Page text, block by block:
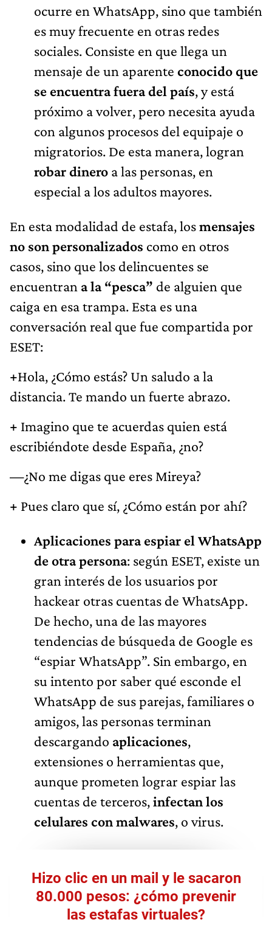
ocurre en WhatsApp, sino que también
es muy frecuente en otras redes
sociales. Consiste en que llega un
mensaje de un aparente conocido que
se encuentra fuera del país, y está
próximo a volver, pero necesita ayuda
con algunos procesos del equipaje o
migratorios. De esta manera, logran
robar dinero a las personas, en
especial a los adultos mayores.
En esta modalidad de estafa, losmensajes
no son personalizados como en otros
casos, sino que los delincuentes se
encuentran a la “pesca” de alguien que
caiga en esa trampa. Esta es una
conversación real que fue compartida por
ESET:
+Hola, ¿Cómo estás? Un saludo a la
distancia. Te mando un fuerte abrazo.
+ Imagino que te acuerdas quien está
escribiéndote desde España, ¿no?
—¿No me digas que eres Mireya?
+ Pues claro que sí, ¿Cómo están por ahí?
Aplicaciones para espiar el WhatsApp
de otrapersona: según ESET, existe un
gran interés de los usuarios por
hackear otras cuentas de WhatsApp.
De hecho, una de las mayores
tendencias de búsqueda de Google es
“espiar WhatsApp”. Sin embargo, en
su intento por saber qué esconde el
WhatsApp de sus parejas, familiares o
amigos, las personas terminan
descargando aplicaciones,
extensiones o herramientas que,
aunque prometen lograr espiar las
cuentas de terceros,infectan los
celulares con malwares, o virus.
Hizo clic en un mail y le sacaron
80.000 pesos: ¿cómo prevenir
las estafas virtuales?